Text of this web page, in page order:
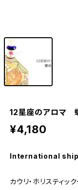
12星座のアロマ
¥4,180
International
カウリ・ホリスティ